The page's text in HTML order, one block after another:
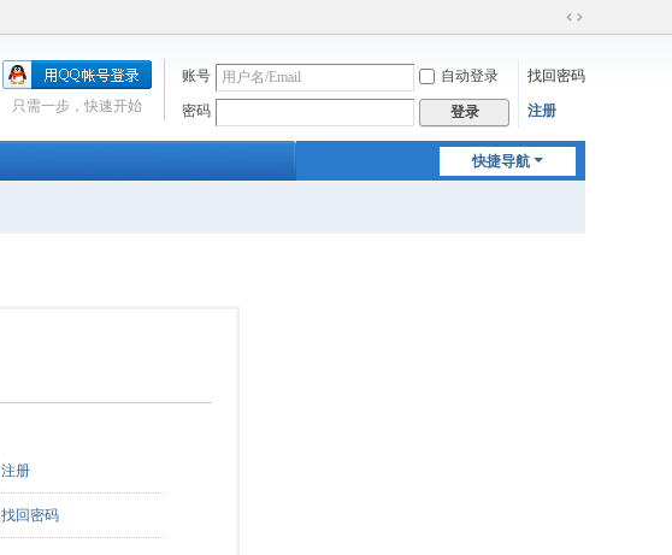
切
到
账号 自动登录 找回密码
密码 登录 注册
只需一步，快速开始
快捷导航
注册
找回密码